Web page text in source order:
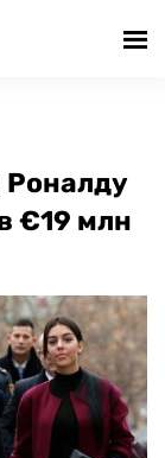
Роналду
€19 млн